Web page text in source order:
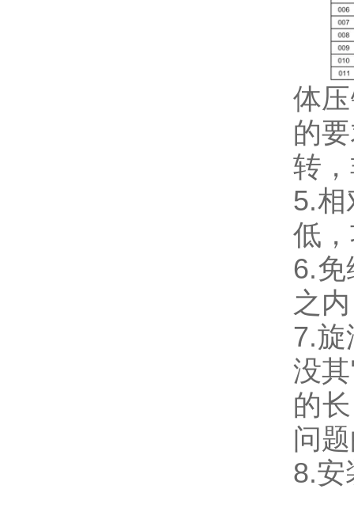
体
的
转
5.相
低
6.免
之
7.旋
没
的
问
8.安